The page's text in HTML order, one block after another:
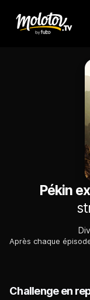
Pékin
Challenge en